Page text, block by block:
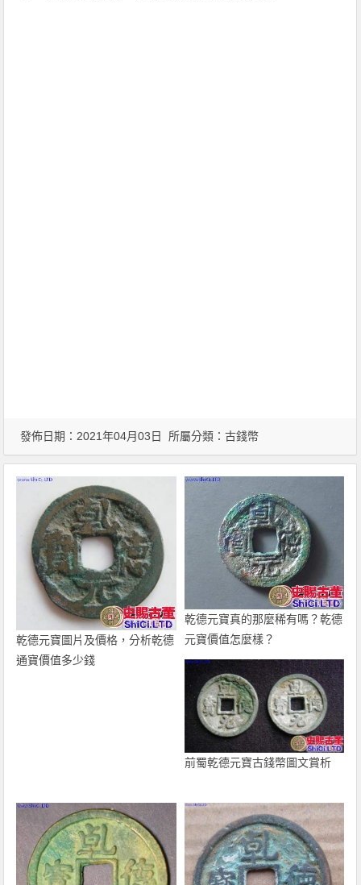
發佈日期：2021年04月03日 所屬分類：古錢幣
乾德元寶圖片及價格，分析乾德
通寶價值多少錢
乾德元寶真的那麼稀有嗎？乾德
元寶價值怎麼樣？
前蜀乾德元寶古錢幣圖文賞析